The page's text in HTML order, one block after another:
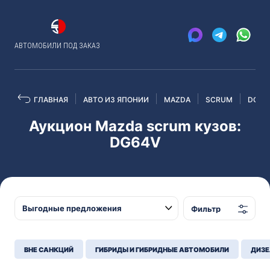
АВТОМОБИЛИ ПОД ЗАКАЗ
ГЛАВНАЯ АВТО ИЗ ЯПОНИИ MAZDA SCRUM
Аукцион Mazda scrum кузов:
DG64V
Фильтр
ВНЕ САНКЦИЙ ГИБРИДЫ И ГИБРИДНЫЕ АВТОМОБИЛИ